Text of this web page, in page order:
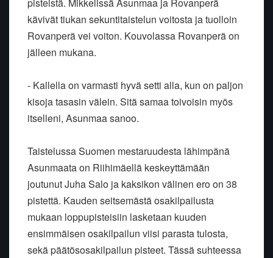
kävivät tiukan sekuntitaistelun voitosta ja tuolloin
Rovanperä vei voiton. Kouvolassa Rovanperä on
jälleen mukana.
- Kallella on varmasti hyvä setti alla, kun on paljon
kisoja tasasin välein. Sitä samaa toivoisin myös
itselleni, Asunmaa sanoo.
Taistelussa Suomen mestaruudesta lähimpänä
Asunmaata on Riihimäellä keskeyttämään
joutunut Juha Salo ja kaksikon välinen ero on 38
pistettä. Kauden seitsemästä osakilpailusta
mukaan loppupisteisiin lasketaan kuuden
ensimmäisen osakilpailun viisi parasta tulosta,
sekä päätösosakilpailun pisteet. Tässä suhteessa